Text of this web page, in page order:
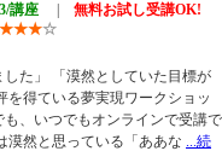
講座
無料お試し受講OK!
★★★☆
した」 「漠然としていた目標が
を得ている夢実現ワークショッ
、いつでもオンラインで受講で
漠然と思っている「ああな ...続